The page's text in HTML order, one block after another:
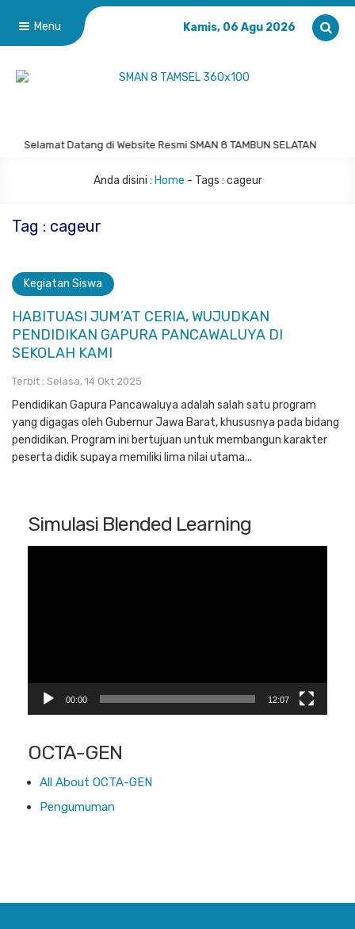
Menu Kamis, 06 Agu 2026
Selamat Datang di Website Resmi SMAN 8 TAMBUN SELATAN
Anda disini : Home - Tags : cageur
Tag : cageur
Kegiatan Siswa
HABITUASI JUM’AT CERIA, WUJUDKAN
PENDIDIKAN GAPURA PANCAWALUYA DI
SEKOLAH KAMI
Terbit : Selasa, 14 Okt 2025
Pendidikan Gapura Pancawaluya adalah salah satu program
yang digagas oleh Gubernur Jawa Barat, khususnya pada bidang
pendidikan. Program ini bertujuan untuk membangun karakter
peserta didik supaya memiliki lima nilai utama...
Simulasi Blended Learning
00:00 12:07
OCTA-GEN
All About OCTA-GEN
Pengumuman